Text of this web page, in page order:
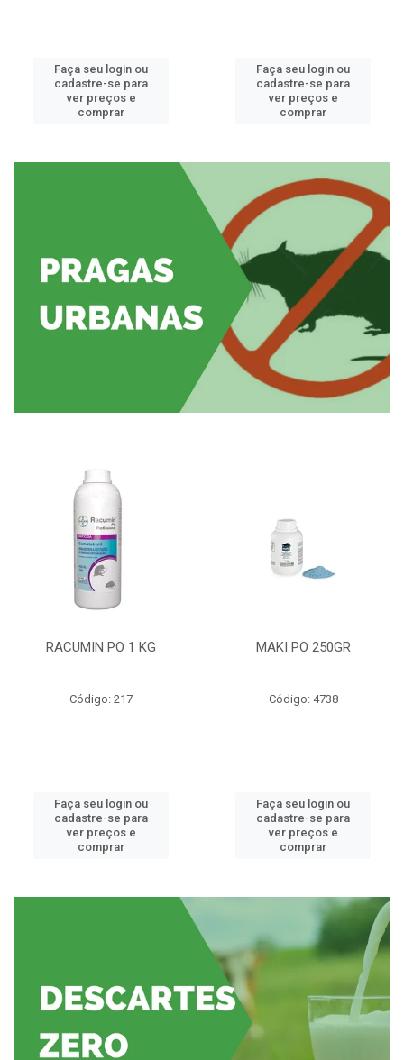
Faça seu login ou
cadastre-se para
ver preços e
comprar
Faça seu login ou
cadastre-se para
ver preços e
comprar
RACUMIN PO 1 KG
Código: 217
Faça seu login ou
cadastre-se para
ver preços e
comprar
MAKI PO 250GR
Código: 4738
Faça seu login ou
cadastre-se para
ver preços e
comprar